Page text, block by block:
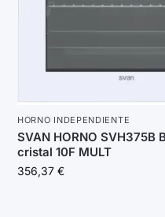
HORNO INDEPENDIENTE
SVAN HORNO SVH375B
cristal 10F MULT
356,37 €